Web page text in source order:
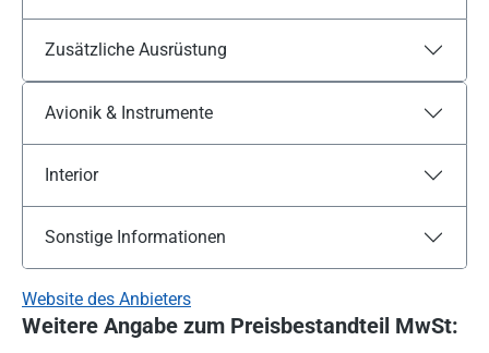
Zusätzliche Ausrüstung
Avionik & Instrumente
Interior
Sonstige Informationen
Website des Anbieters
Weitere Angabe zum Preisbestandteil MwSt: